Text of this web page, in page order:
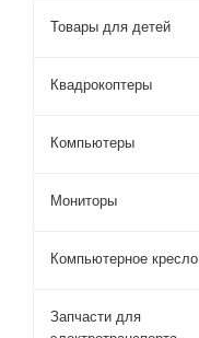
Товары для детей
Квадрокоптеры
Компьютеры
Мониторы
Компьютерное кресло
Запчасти для